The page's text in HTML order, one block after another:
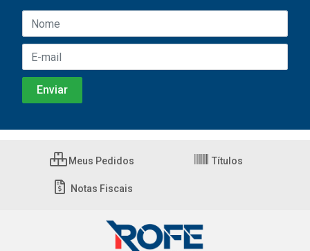
Meus Pedidos Títulos
Notas Fiscais